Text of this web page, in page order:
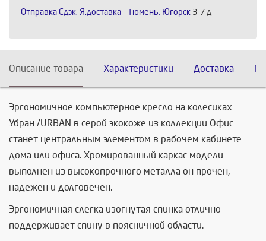
Отправка Сдэк, Я.доставка - Тюмень, Югорск 3-7 д
Описание товара Характеристики Доставка
Эргономичное компьютерное кресло на колесиках
Убран /URBAN в серой экокоже из коллекции Офис
станет центральным элементом в рабочем кабинете
дома или офиса. Хромированный каркас модели
выполнен из высокопрочного металла он прочен,
надежен и долговечен.
Эргономичная слегка изогнутая спинка отлично
поддерживает спину в поясничной области.